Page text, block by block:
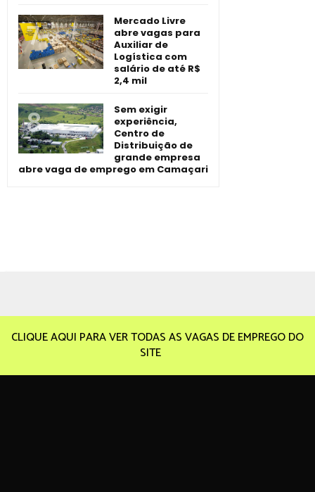
Mercado Livre
abre vagas para
Auxiliar de
Logística com
salário de até R$
2,4 mil
Sem exigir
experiência,
Centro de
Distribuição de
grande empresa
abre vaga de emprego em Camaçari
CLIQUE AQUI PARA VER TODAS AS VAGAS DE EMPREGO DO
SITE